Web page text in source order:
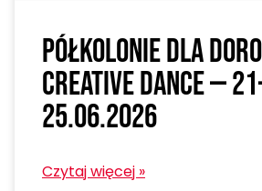
Półkolonie dla
Creative Dance —
25.06.2026
Czytaj więcej »